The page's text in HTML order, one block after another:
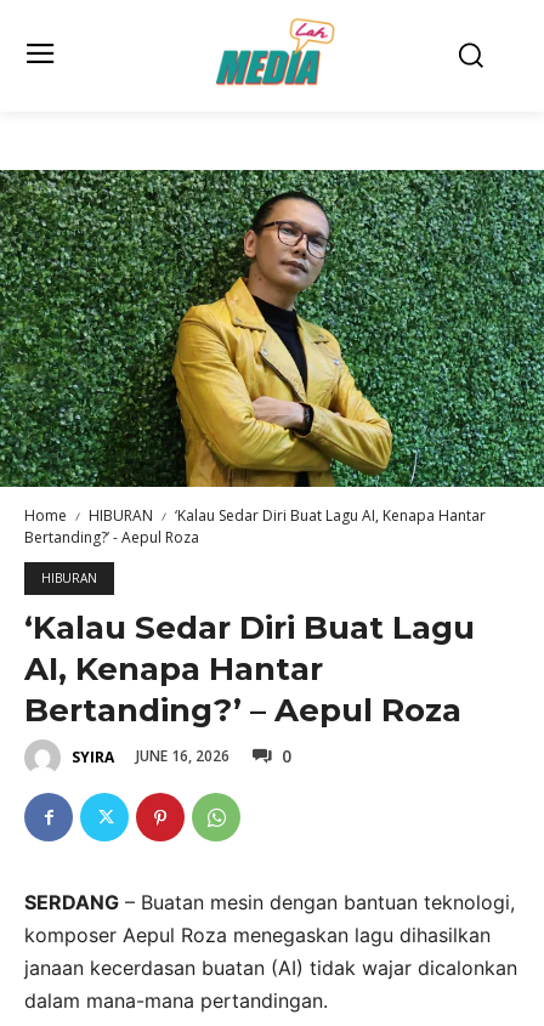
Home HIBURAN
‘Kalau Sedar Diri Buat Lagu AI, Kenapa Hantar
Bertanding?’ - Aepul Roza
HIBURAN
‘Kalau Sedar Diri Buat Lagu
AI, Kenapa Hantar
Bertanding?’ – Aepul Roza
SYIRA JUNE 16, 2026 0
SERDANG – Buatan mesin dengan bantuan teknologi,
komposer Aepul Roza menegaskan lagu dihasilkan
janaan kecerdasan buatan (AI) tidak wajar dicalonkan
dalam mana-mana pertandingan.